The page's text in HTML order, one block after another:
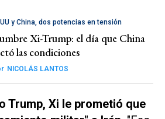
y China, dos potencias en tensión
Xi-Trump: el día que China
las condiciones
NICOLÁS LANTOS
Trump, Xi le prometió que